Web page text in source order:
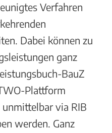
Verfahren
Dabei können zu
ganz
BauZ
Plattform
via RIB
werden. Ganz